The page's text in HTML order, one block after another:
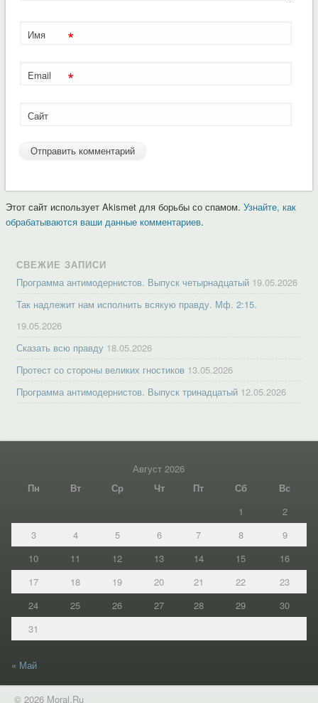
Имя *
Email *
Сайт
Этот сайт использует Akismet для борьбы со спамом. Узнайте, как
обрабатываются ваши данные комментариев.
СВЕЖИЕ ЗАПИСИ
Программа антимодернистов. Выпуск четырнадцатый 19.05.2026
Так надлежит нам исполнить всякую правду. Мф. 2:15.
19.05.2026
Сказать всю правду 18.05.2026
Протест со стороны великих гностиков 13.05.2026
Программа антимодернистов. Выпуск тринадцатый 12.05.2026
Август 2026
Пн
Вт Ср Чт Пт Сб
Вс
1
2
3
4 5 6 7 8
9
10
11 12 13 14 15
16
17
18 19 20 21 22
23
24
25 26 27 28 29
30
31
« Май
© 2026 Moral.Ru